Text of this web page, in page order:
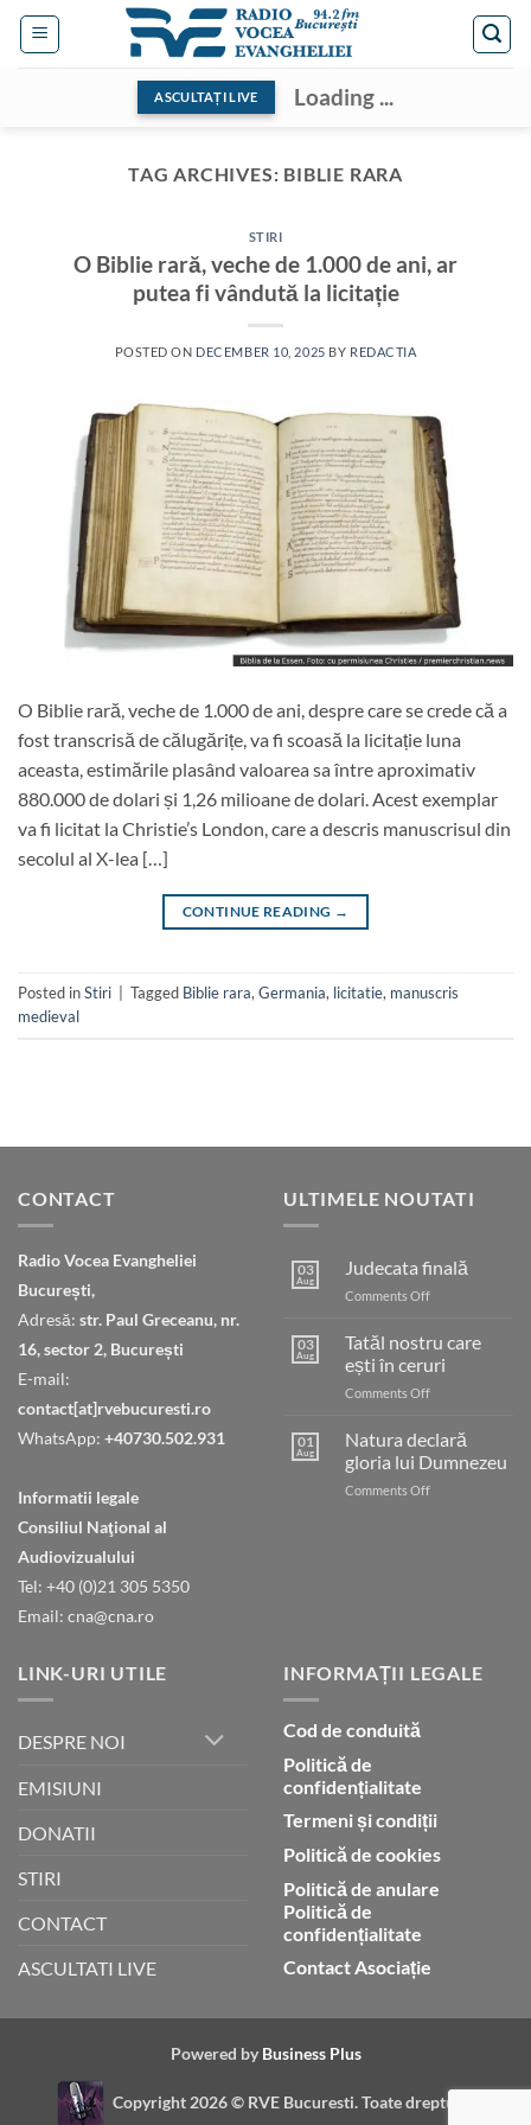
Skip
ASCULTAȚI LIVE Loading ...
TAG ARCHIVES: BIBLIE RARA
STIRI
O Biblie rară, veche de 1.000 de ani, ar
putea fi vândută la licitație
POSTED ON DECEMBER 10, 2025 BY REDACTIA
O Biblie rară, veche de 1.000 de ani, despre care se crede că a
fost transcrisă de călugărițe, va fi scoasă la licitație luna
aceasta, estimările plasând valoarea sa între aproximativ
880.000 de dolari și 1,26 milioane de dolari. Acest exemplar
va fi licitat la Christie’s London, care a descris manuscrisul din
secolul al X-lea […]
CONTINUE READING →
Posted inStiri Tagged Biblie rara, Germania, licitatie, manuscris
medieval
CONTACT
Radio Vocea Evangheliei
București,
Adresă: str. Paul Greceanu, nr.
16, sector 2, București
E-mail:
contact[at]rvebucuresti.ro
WhatsApp: +40730.502.931
Informatii legale
Consiliul Naţional al
Audiovizualului
Tel: +40 (0)21 305 5350
Email: cna@cna.ro
ULTIMELE NOUTATI
03
Aug
Judecata finală
Comments Offon
03
Aug
Tatăl nostru care
ești în ceruri
Comments Offon
nostru
care
ești
în
01
Aug
Natura declară
gloria lui Dumnezeu
Comments Offon
LINK-URI UTILE
DESPRE NOI
EMISIUNI
DONATII
STIRI
CONTACT
ASCULTATI LIVE
INFORMAȚII LEGALE
Cod de conduită
Politică de
confidențialitate
Termeni și condiții
Politică de cookies
Politică de anulare
Politică de
confidențialitate
Contact Asociație
Powered by Business Plus
Copyright 2026 © RVE Bucuresti. Toate drepturile